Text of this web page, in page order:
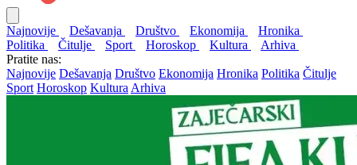
Najnovije Dešavanja Društvo Ekonomija
Hronika
Politika
Čitulje Sport Horoskop Kultura
Arhiva
Pratite nas:
Najnovije Dešavanja Društvo Ekonomija Hronika Politika Čitulje
Sport Horoskop Kultura Arhiva